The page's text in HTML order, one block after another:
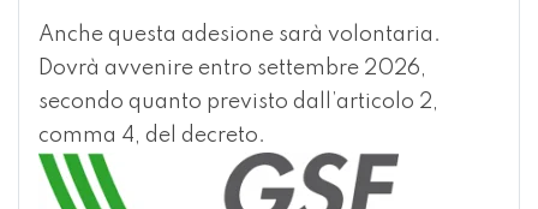
Anche questa adesione sarà volontaria.
Dovrà avvenire entro settembre 2026,
secondo quanto previsto dall’articolo 2,
comma 4, del decreto.